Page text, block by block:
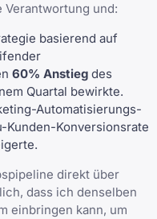
Verantwortung und:
basierend auf
60% Anstieg des
Quartal bewirkte.
Automatisierungs-
Kunden-Konversionsrate
direkt über
dass ich denselben
einbringen kann, um